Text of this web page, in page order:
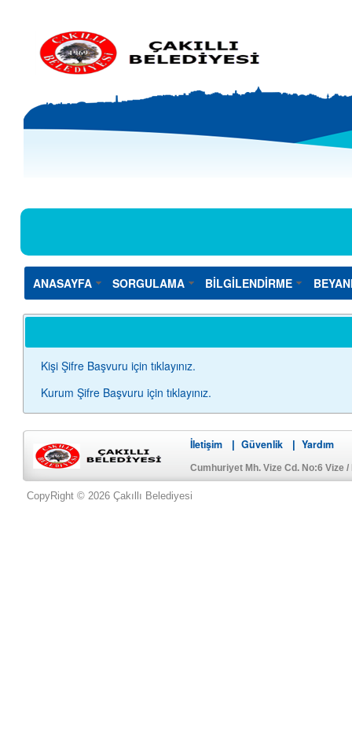
ANASAYFA SORGULAMA BİLGİLENDİRME
Kişi Şifre Başvuru için tıklayınız.
Kurum Şifre Başvuru için tıklayınız.
İletişim Güvenlik Yardım
Cumhuriyet Mh. Vize Cd. No:6 Vize
CopyRight © 2026 Çakıllı Belediyesi